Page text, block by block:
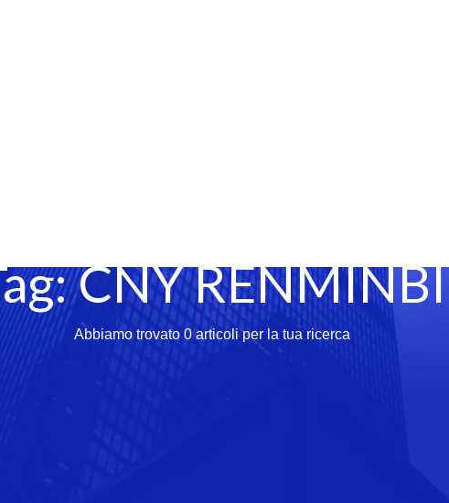
CNY RENMINBI
Abbiamo trovato 0 articoli per la tua ricerca